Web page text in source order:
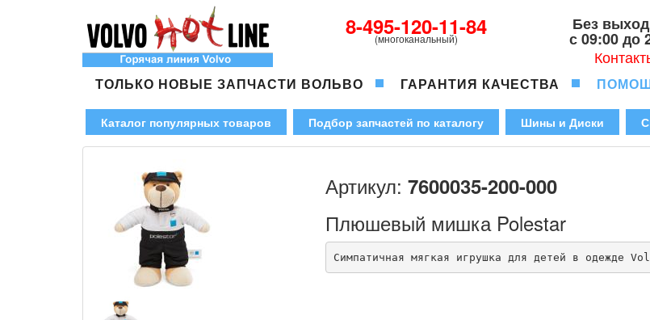
8-495-120-11-84
(многоканальный)
Без
с 09:00 до
ТОЛЬКО НОВЫЕ ЗАПЧАСТИ ВОЛЬВО ГАРАНТИЯ КАЧЕСТВА
Каталог популярных товаров Подбор запчастей по каталогу Шины и Диски
Артикул: 7600035-200-000
Плюшевый мишка Polestar
Симпатичная мягкая игрушка для детей в одежде